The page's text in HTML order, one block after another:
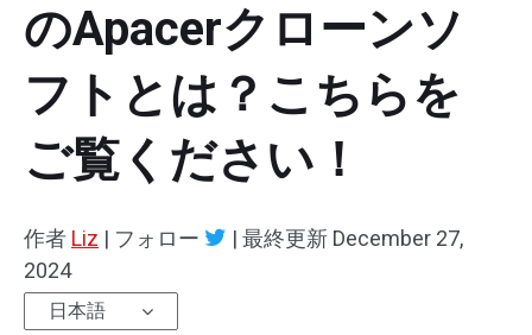
のApacerクローンソ
フトとは？こちらを
ご覧ください！
作者 Liz | フォロー | 最終更新 December 27,
2024
日本語